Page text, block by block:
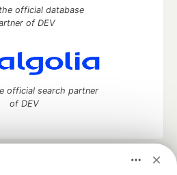
official database
of DEV
official search partner
of DEV